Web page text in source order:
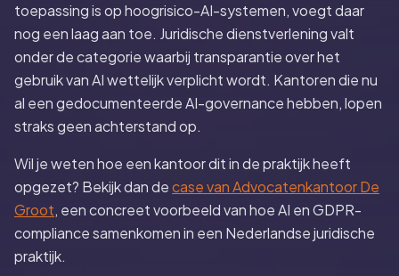
toepassing is op hoogrisico-AI-systemen, voegt daar
nog een laag aan toe. Juridische dienstverlening valt
onder de categorie waarbij transparantie over het
gebruik van AI wettelijk verplicht wordt. Kantoren die nu
al een gedocumenteerde AI-governance hebben, lopen
straks geen achterstand op.
Wil je weten hoe een kantoor dit in de praktijk heeft
opgezet? Bekijk dan decase van Advocatenkantoor De
Groot, een concreet voorbeeld van hoe AI en GDPR-
compliance samenkomen in een Nederlandse juridische
praktijk.